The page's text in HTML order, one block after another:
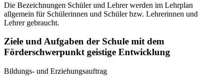
Die Bezeichnungen Schüler und Lehrer werden im Lehrplan
allgemein für Schülerinnen und Schüler bzw. Lehrerinnen und
Lehrer gebraucht.
Ziele und Aufgaben der Schule mit dem
Förderschwerpunkt geistige Entwicklung
Bildungs- und Erziehungsauftrag